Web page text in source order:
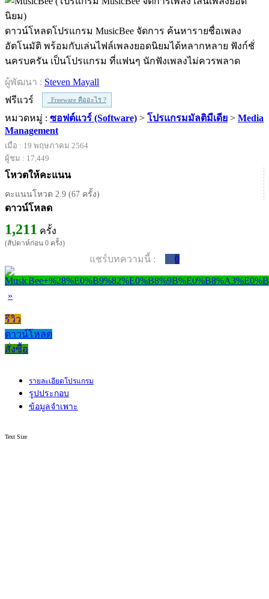
ดาวน์โหลดโปรแกรม MusicBee จัดการ ค้นหารายชื่อเพลง
อัตโนมัติ พร้อมกับเล่นไฟล์เพลงยอดนิยมได้หลากหลาย ฟังก์ชั่
นครบครัน เป็นโปรแกรม ที่แฟนๆ นักฟังเพลงไม่ควรพลาด
ผู้พัฒนา : Steven Mayall
ฟรีแวร์
Freeware คืออะไร ?
หมวดหมู่ : ซอฟต์แวร์ (Software) > โปรแกรมมัลติมีเดีย > Media
Management
เมื่อ : 19 พฤษภาคม 2564
ผู้ชม : 17,449
โหวตให้คะแนน
คะแนนโหวต 2.9 (67 ครั้ง)
ดาวน์โหลด
1,211 ครั้ง
(สัปดาห์ก่อน 0 ครั้ง)
แชร์บทความนี้ : 0
»
รีวิว
ดาวน์โหลด
สั่งซื้อ
รายละเอียดโปรแกรม
รูปประกอบ
ข้อมูลจำเพาะ
Text Size